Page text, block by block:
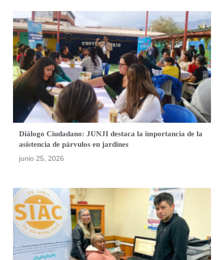
Diálogo Ciudadano: JUNJI destaca la importancia de la
asistencia de párvulos en jardines
junio 25, 2026